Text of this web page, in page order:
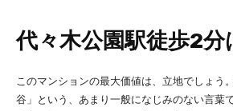
代々木公園駅徒歩2分
このマンションの最大価値は、立地でしょう
谷」という、あまり一般になじみのない言葉